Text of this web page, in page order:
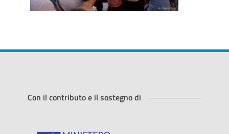
Con il contributo e il sostegno di